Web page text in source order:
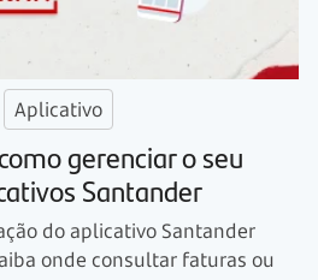
Aplicativo
gerenciar o seu
Santander
do aplicativo Santander
onde consultar faturas ou